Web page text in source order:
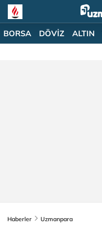
BORSA DÖVİZ ALTIN
Haberler Uzmanpara